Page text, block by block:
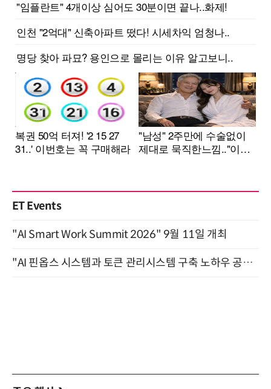
ET Events
"AI Smart Work Summit 2026" 9월 11일 개최
"AI 핀옵스 시스템과 토큰 관리시스템 구축 노하우 공개" 잠실 한국광고문화회관 2층 대회의실 (8/21)